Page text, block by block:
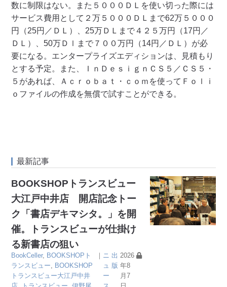
数に制限はない。また５０００ＤＬを使い切った際には
サービス費用として２万５０００ＤＬまで62万５０００
円（25円／ＤＬ）、25万ＤＬまで４２５万円（17円／
ＤＬ）、50万Ｄｌまで７００万円（14円／ＤＬ）が必
要になる。 エンタープライズエディションは、見積もり
とする予定。 また、ＩｎＤｅｓｉｇｎＣＳ５／ＣＳ５・
５があれば、Ａｃｒｏｂａｔ・ｃｏｍを使ってＦｏｌｉ
ｏファイルの作成を無償で試すことができる。
最新記事
BOOKSHOPトランスビュー
大江戸中井店 開店記念トー
ク「書店デキマシタ。」を開
催。トランスビューが仕掛け
る新書店の狙い
BookCeller, BOOKSHOPト
ランスビュー
BOOKSHOP
トランスビュー大江戸中井
店
トランスビュー ,伊野尾
｜ ニ
ュ
ー
ス
出
版
2026
年8
月7
日